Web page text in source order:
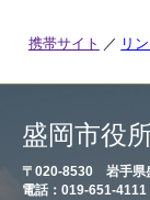
携帯サイト リ
盛岡市役
〒020-8530 岩手
電話：019-651-